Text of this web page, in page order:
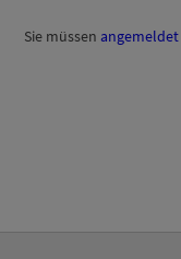
Sie müssenangemeldet